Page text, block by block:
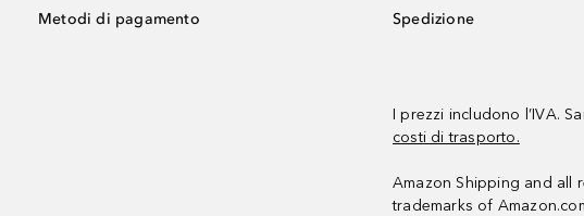
Metodi di pagamento Spedizione
I prezzi includono l’IVA.
costi di trasporto.
Amazon Shipping and all
trademarks of